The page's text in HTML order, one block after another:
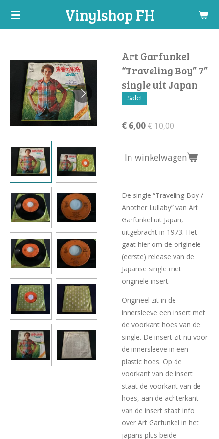
Ga
hoofdinhoud
Vinylshop FH
Art Garfunkel
“Traveling Boy” 7”
single uit Japan
Sale!
€ 6,00€ 10,00
In winkelwagen
De single “Traveling Boy /
Another Lullaby” van Art
Garfunkel uit Japan,
uitgebracht in 1973. Het
gaat hier om de originele
(eerste) release van de
Japanse single met
originele insert.
Origineel zit in de
innersleeve een insert met
de voorkant hoes van de
single. De insert zit nu voor
de innersleeve in een
plastic hoes. Op de
voorkant van de insert
staat de voorkant van de
hoes, aan de achterkant
van de insert staat info
over Art Garfunkel in het
japans plus beide